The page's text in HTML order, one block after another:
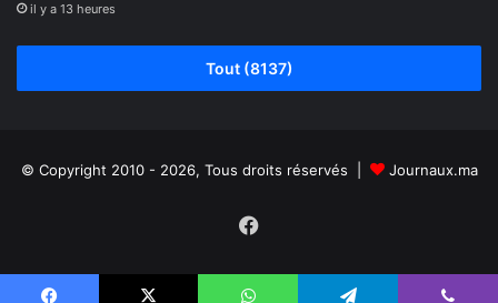
il y a 13 heures
Tout (8137)
© Copyright 2010 - 2026, Tous droits réservés | Journaux.ma
Facebook